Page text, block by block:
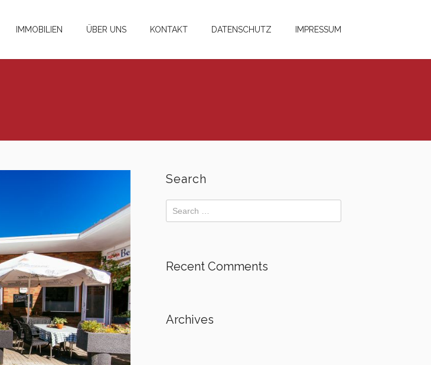
IMMOBILIEN ÜBER UNS KONTAKT DATENSCHUTZ IMPRESSUM
Search
Recent Comments
Archives